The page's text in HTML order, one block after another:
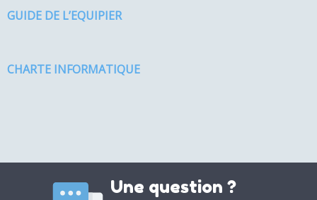
GUIDE DE L’EQUIPIER
CHARTE INFORMATIQUE
Une question ?